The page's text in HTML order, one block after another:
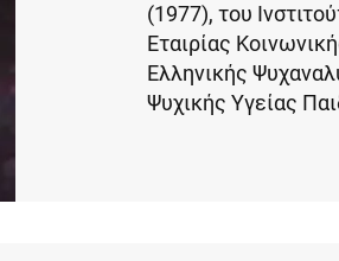
(1977), του
Εταιρίας
Ελληνικής
Ψυχικής Υγείας